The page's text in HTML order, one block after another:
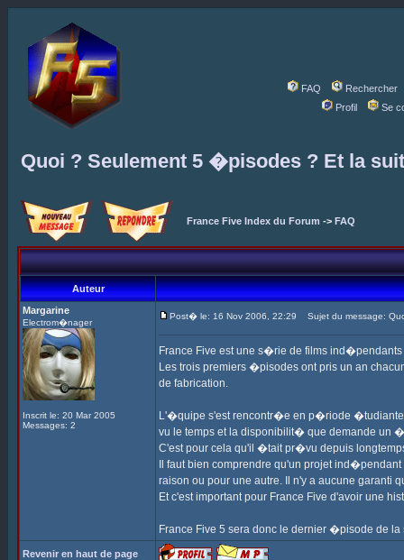
FAQ
Rechercher
Profil
Se
Quoi ? Seulement 5 �pisodes ? Et la
France Five Index du Forum -> FAQ
Auteur
Margarine
Electrom�nager
Inscrit le: 20 Mar 2005
Messages: 2
Post� le: 16 Nov 2006, 22:29 Sujet du message:
France Five est une s�rie de films
Les trois premiers �pisodes ont pris un an
de fabrication.
L'�quipe s'est rencontr�e en p�riode
vu le temps et la disponibilit� que demande un
C'est pour cela qu'il �tait pr�vu depuis
Il faut bien comprendre qu'un projet
raison ou pour une autre. Il n'y a aucune garanti
Et c'est important pour France Five d'avoir une
France Five 5 sera donc le dernier �pisode de
Revenir en haut de page